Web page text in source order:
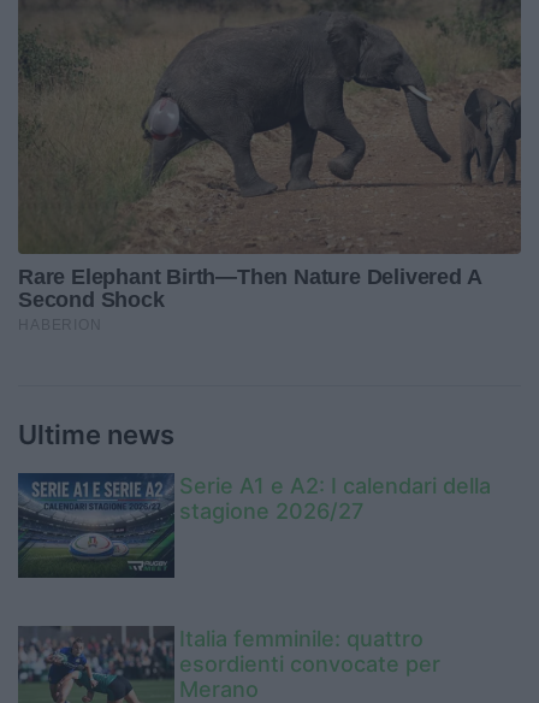
Ultime news
Serie A1 e A2: I calendari della
stagione 2026/27
Italia femminile: quattro
esordienti convocate per
Merano